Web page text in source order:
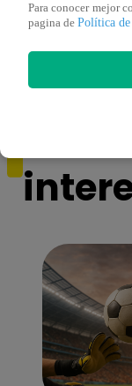
mantuvo su silla
Para conocer mejor
pagina de Política